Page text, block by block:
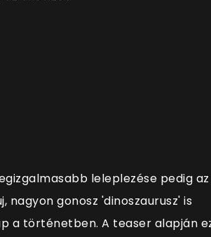
leleplezése pedig az
nagyon gonosz 'dinoszaurusz' is
a történetben. A teaser alapján